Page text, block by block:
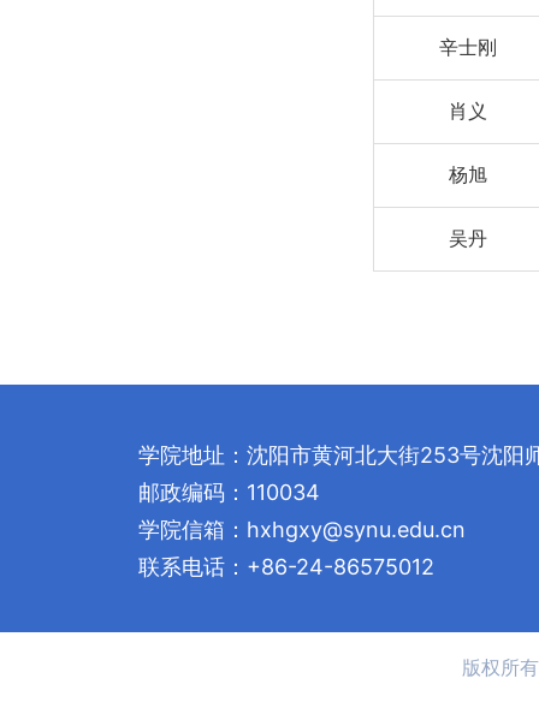
辛士刚
肖义
杨旭
吴丹
学院地址：沈阳市黄河北大街253号沈阳
邮政编码：110034
学院信箱：hxhgxy@synu.edu.cn
联系电话：+86-24-86575012
版权所